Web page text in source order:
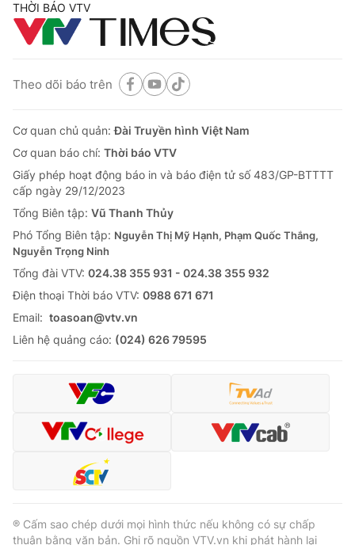
THỜI BÁO VTV
Theo dõi báo trên
Cơ quan chủ quản:Đài Truyền hình Việt Nam
Cơ quan báo chí: Thời báo VTV
Giấy phép hoạt động báo in và báo điện tử số 483/GP-BTTTT
cấp ngày 29/12/2023
Tổng Biên tập: Vũ Thanh Thủy
Phó Tổng Biên tập: Nguyễn Thị Mỹ Hạnh, Phạm Quốc Thắng,
Nguyễn Trọng Ninh
Tổng đài VTV: 024.38 355 931 - 024.38 355 932
Ðiện thoại Thời báo VTV: 0988 671 671
Email: toasoan@vtv.vn
Liên hệ quảng cáo: (024) 626 79595
® Cấm sao chép dưới mọi hình thức nếu không có sự chấp
thuận bằng văn bản. Ghi rõ nguồn VTV.vn khi phát hành lại